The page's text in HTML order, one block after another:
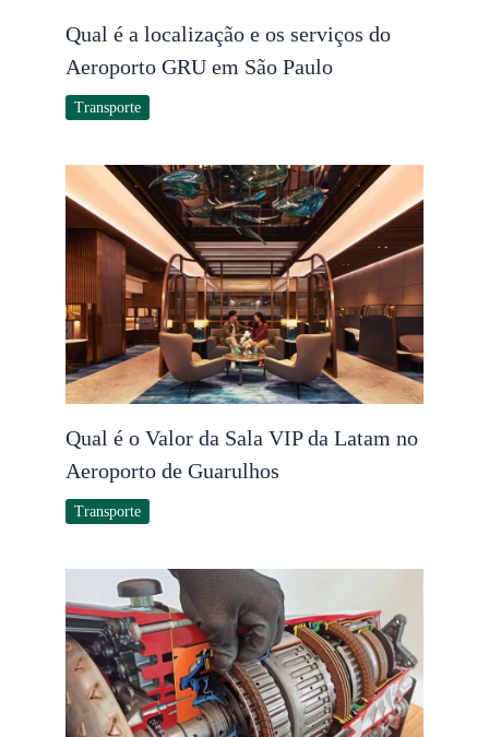
Qual é a localização e os serviços do
Aeroporto GRU em São Paulo
Transporte
Qual é o Valor da Sala VIP da Latam no
Aeroporto de Guarulhos
Transporte